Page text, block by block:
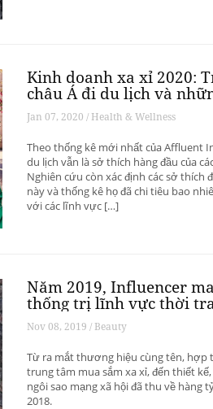
Kinh doanh xa xỉ 2020:
châu Á đi du lịch và
hướng có thể thay đổi
lịch thượng lưu
Jan 07, 2020 / Health & Wellness
Theo thống kê mới nhất của Affluent
du lịch vẫn là sở thích hàng đầu của
Nghiên cứu còn xác định các sở thích
này và thống kê họ đã chi tiêu bao
với các lĩnh vực […]
Năm 2019, Influencer
thống trị lĩnh vực thời
đẹp
Nov 08, 2019 / Beauty
Từ ra mắt thương hiệu cùng tên, hợp
trung tâm mua sắm xa xỉ, đến thiết
ngôi sao mạng xã hội đã thu về hàng
2018.